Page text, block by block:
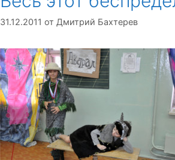
31.12.2011 от Дмитрий Бахтерев